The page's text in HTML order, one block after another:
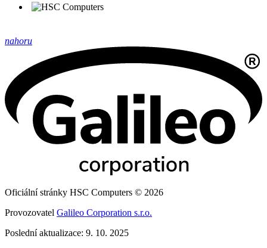
nahoru
Oficiální stránky HSC Computers © 2026
Provozovatel Galileo Corporation s.r.o.
Poslední aktualizace: 9. 10. 2025